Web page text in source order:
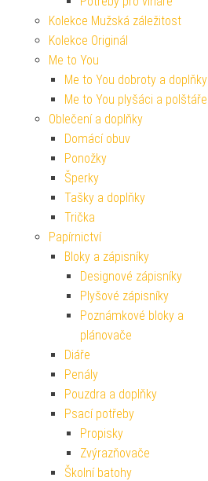
Kolekce Mužská záležitost
Kolekce Originál
Me to You
Me to You dobroty a doplňky
Me to You plyšáci a polštáře
Oblečení a doplňky
Domácí obuv
Ponožky
Šperky
Tašky a doplňky
Trička
Papírnictví
Bloky a zápisníky
Designové zápisníky
Plyšové zápisníky
Poznámkové bloky a
plánovače
Diáře
Penály
Pouzdra a doplňky
Psací potřeby
Propisky
Zvýrazňovače
Školní batohy